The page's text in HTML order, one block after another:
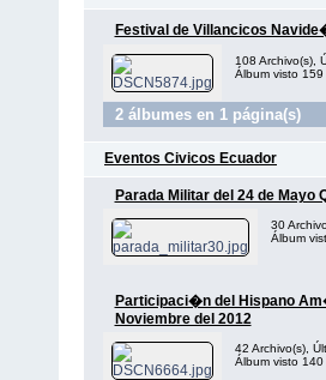
Festival de Villancicos
108 Archivo(s),
Álbum visto 159
2 álbumes en 1 página(s)
Eventos Civicos Ecuador
Parada Militar del 24 de Mayo
30
Álbum
Participaci�n del Hispano
Noviembre del 2012
42 Archivo(s),
Álbum visto 140